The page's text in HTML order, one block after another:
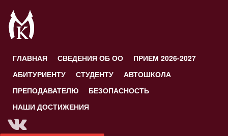
ГЛАВНАЯ СВЕДЕНИЯ ОБ ОО
ПРИЕМ 2026-2027
АБИТУРИЕНТУ
СТУДЕНТУ
АВТОШКОЛА
ПРЕПОДАВАТЕЛЮ
БЕЗОПАСНОСТЬ
НАШИ ДОСТИЖЕНИЯ